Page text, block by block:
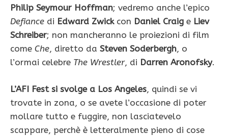
Philip Seymour Hoffman; vedremo anche l’epico
Defiance di Edward Zwickcon Daniel Craig e Liev
Schreiber; non mancheranno le proiezioni di film
come Che, diretto da Steven Soderbergh, o
l’ormai celebre The Wrestler, di Darren Aronofsky.
L’AFI Fest si svolge a Los Angeles, quindi se vi
trovate in zona, o se avete l’occasione di poter
mollare tutto e fuggire, non lasciatevelo
scappare, perchè è letteralmente pieno di cose